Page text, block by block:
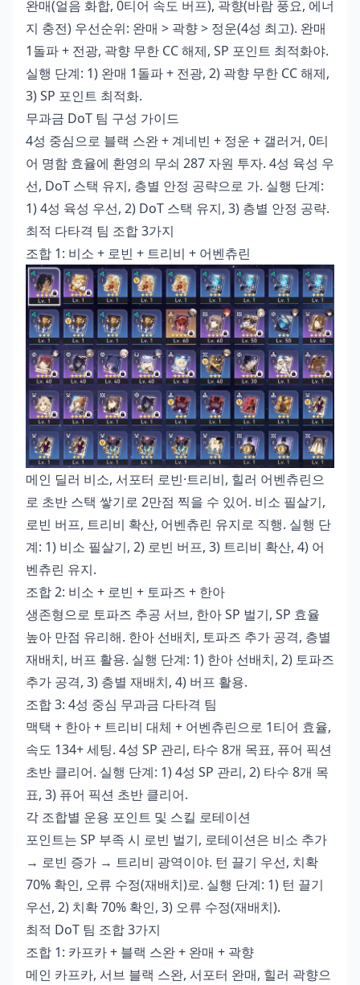
완매(얼음 화합, 0티어 속도 버프), 곽향(바람 풍요, 에너
지 충전) 우선순위: 완매 > 곽향 > 정운(4성 최고). 완매
1돌파 + 전광, 곽향 무한 CC 해제, SP 포인트 최적화야.
실행 단계: 1) 완매 1돌파 + 전광, 2) 곽향 무한 CC 해제,
3) SP 포인트 최적화.
무과금 DoT 팀 구성 가이드
4성 중심으로 블랙 스완 + 계네빈 + 정운 + 갤러거, 0티
어 명함 효율에 환영의 무쇠 287 자원 투자. 4성 육성 우
선, DoT 스택 유지, 층별 안정 공략으로 가. 실행 단계:
1) 4성 육성 우선, 2) DoT 스택 유지, 3) 층별 안정 공략.
최적 다타격 팀 조합 3가지
조합 1: 비소 + 로빈 + 트리비 + 어벤츄린
메인 딜러 비소, 서포터 로빈·트리비, 힐러 어벤츄린으
로 초반 스택 쌓기로 2만점 찍을 수 있어. 비소 필살기,
로빈 버프, 트리비 확산, 어벤츄린 유지로 직행. 실행 단
계: 1) 비소 필살기, 2) 로빈 버프, 3) 트리비 확산, 4) 어
벤츄린 유지.
조합 2: 비소 + 로빈 + 토파즈 + 한아
생존형으로 토파즈 추공 서브, 한아 SP 벌기, SP 효율
높아 만점 유리해. 한아 선배치, 토파즈 추가 공격, 층별
재배치, 버프 활용. 실행 단계: 1) 한아 선배치, 2) 토파즈
추가 공격, 3) 층별 재배치, 4) 버프 활용.
조합 3: 4성 중심 무과금 다타격 팀
맥택 + 한아 + 트리비 대체 + 어벤츄린으로 1티어 효율,
속도 134+ 세팅. 4성 SP 관리, 타수 8개 목표, 퓨어 픽션
초반 클리어. 실행 단계: 1) 4성 SP 관리, 2) 타수 8개 목
표, 3) 퓨어 픽션 초반 클리어.
각 조합별 운용 포인트 및 스킬 로테이션
포인트는 SP 부족 시 로빈 벌기, 로테이션은 비소 추가
→ 로빈 증가 → 트리비 광역이야. 턴 끌기 우선, 치확
70% 확인, 오류 수정(재배치)로. 실행 단계: 1) 턴 끌기
우선, 2) 치확 70% 확인, 3) 오류 수정(재배치).
최적 DoT 팀 조합 3가지
조합 1: 카프카 + 블랙 스완 + 완매 + 곽향
메인 카프카, 서브 블랙 스완, 서포터 완매, 힐러 곽향으